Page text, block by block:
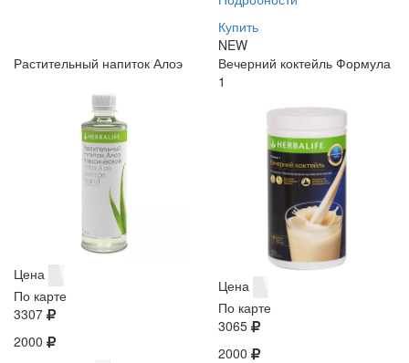
Купить
NEW
Растительный напиток Алоэ
Цена
По карте
3307
2000
Вечерний коктейль Формула
1
Цена
По карте
3065
2000